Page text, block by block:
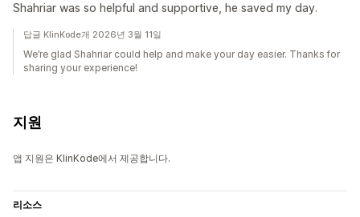
Shahriar was so helpful and supportive, he saved my day.
답글 KlinKode개 2026년 3월 11일
We’re glad Shahriar could help and make your day easier. Thanks for
sharing your experience!
지원
앱 지원은 KlinKode에서 제공합니다.
리소스